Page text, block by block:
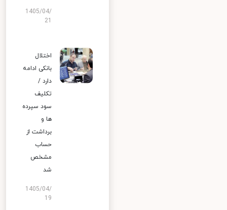
1405/04/
اختلال
بانکی ادامه
دارد /
تکلیف
سود سپرده
ها و
برداشت از
حساب
مشخص
شد
1405/04/
19